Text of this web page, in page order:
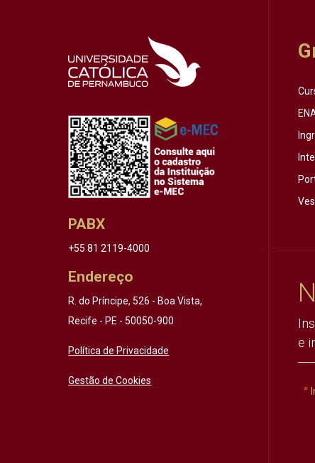
PABX
+55 81 2119-4000
Endereço
R. do Príncipe, 526 - Boa Vista,
Recife - PE - 50050-900
Política de Privacidade
Gestão de Cookies
e